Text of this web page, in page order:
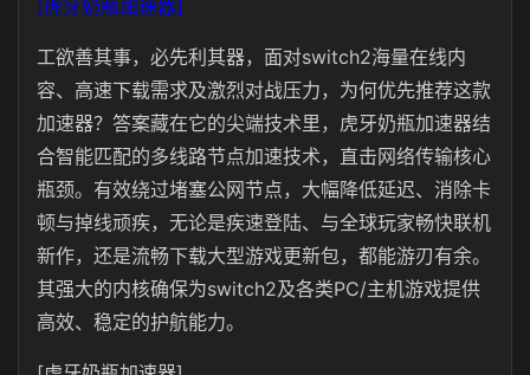
[虎牙奶瓶加速器]
工欲善其事，必先利其器，面对switch2海量在线内
容、高速下载需求及激烈对战压力，为何优先推荐这款
加速器？答案藏在它的尖端技术里，虎牙奶瓶加速器结
合智能匹配的多线路节点加速技术，直击网络传输核心
瓶颈。有效绕过堵塞公网节点，大幅降低延迟、消除卡
顿与掉线顽疾，无论是疾速登陆、与全球玩家畅快联机
新作，还是流畅下载大型游戏更新包，都能游刃有余。
其强大的内核确保为switch2及各类PC/主机游戏提供
高效、稳定的护航能力。